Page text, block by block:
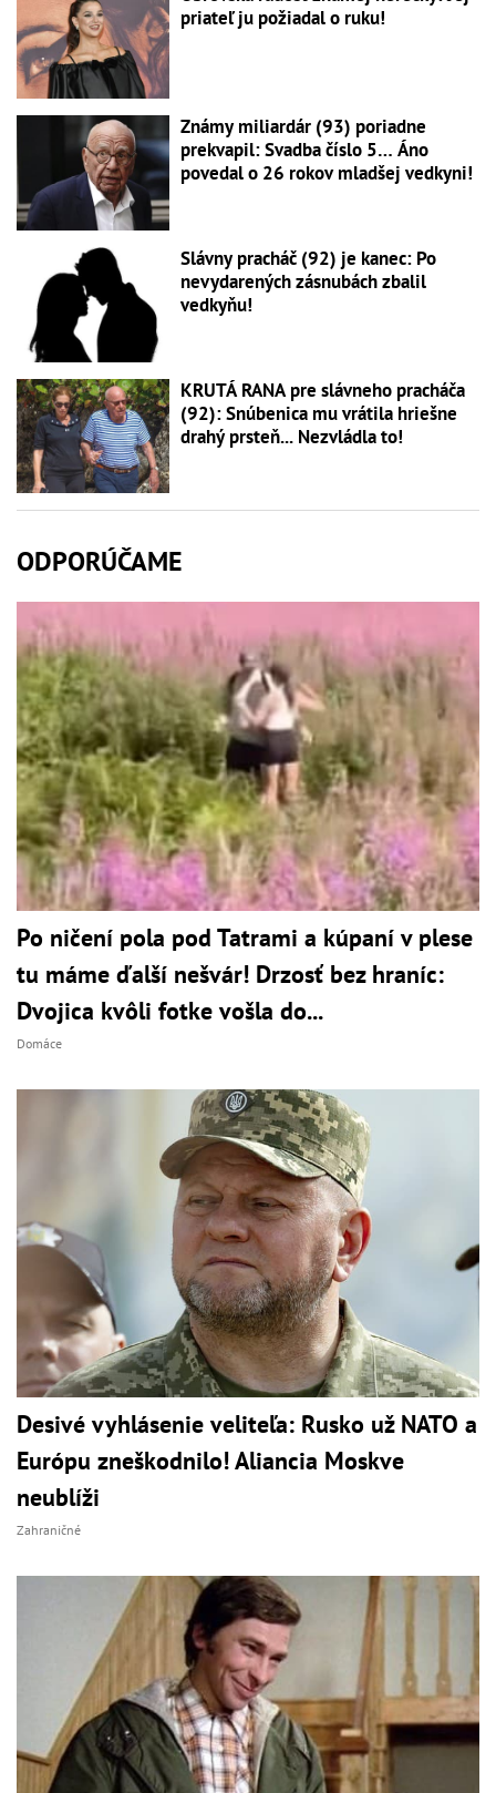
priateľ ju požiadal o ruku!
Známy miliardár (93) poriadne
prekvapil: Svadba číslo 5… Áno
povedal o 26 rokov mladšej vedkyni!
Slávny pracháč (92) je kanec: Po
nevydarených zásnubách zbalil
vedkyňu!
KRUTÁ RANA pre slávneho pracháča
(92): Snúbenica mu vrátila hriešne
drahý prsteň... Nezvládla to!
ODPORÚČAME
Po ničení pola pod Tatrami a kúpaní v plese
tu máme ďalší nešvár! Drzosť bez hraníc:
Dvojica kvôli fotke vošla do...
Domáce
Desivé vyhlásenie veliteľa: Rusko už NATO a
Európu zneškodnilo! Aliancia Moskve
neublíži
Zahraničné